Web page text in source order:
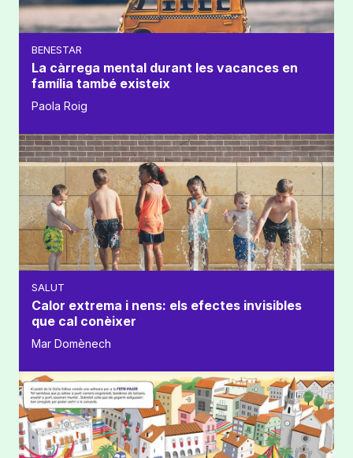
BENESTAR
La càrrega mental durant les vacances en
família també existeix
Paola Roig
SALUT
Calor extrema i nens: els efectes invisibles
que cal conèixer
Mar Domènech